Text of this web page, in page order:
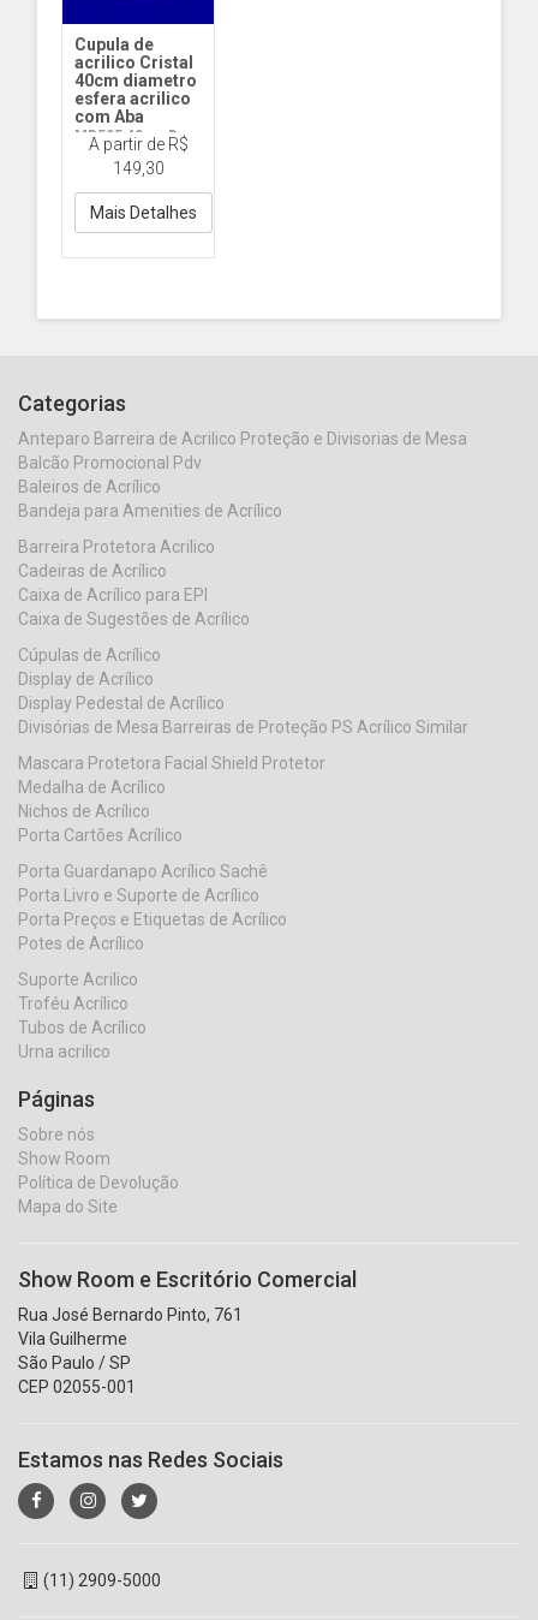
Cupula de
acrilico Cristal
40cm diametro
esfera acrilico
com Aba
MD505 40cm D
com Aba
A partir de R$
149,30
Mais Detalhes
Categorias
Anteparo Barreira de Acrilico Proteção e Divisorias de Mesa
Balcão Promocional Pdv
Baleiros de Acrílico
Bandeja para Amenities de Acrílico
Barreira Protetora Acrilico
Cadeiras de Acrílico
Caixa de Acrílico para EPI
Caixa de Sugestões de Acrílico
Cúpulas de Acrílico
Display de Acrílico
Display Pedestal de Acrílico
Divisórias de Mesa Barreiras de Proteção PS Acrílico Similar
Mascara Protetora Facial Shield Protetor
Medalha de Acrílico
Nichos de Acrílico
Porta Cartões Acrílico
Porta Guardanapo Acrílico Sachê
Porta Livro e Suporte de Acrílico
Porta Preços e Etiquetas de Acrílico
Potes de Acrílico
Suporte Acrilico
Troféu Acrílico
Tubos de Acrílico
Urna acrilico
Páginas
Sobre nós
Show Room
Política de Devolução
Mapa do Site
Show Room e Escritório Comercial
Rua José Bernardo Pinto, 761
Vila Guilherme
São Paulo / SP
CEP 02055-001
Estamos nas Redes Sociais
(11) 2909-5000